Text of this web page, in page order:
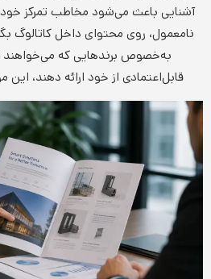
آشنایی باعث می‌شود مخاطب تمرکز خود
نامعمول، روی محتوای داخل کاتالوگ
به‌خصوص برندهایی که می‌خواهند
قابل‌اعتمادی از خود ارائه دهند،